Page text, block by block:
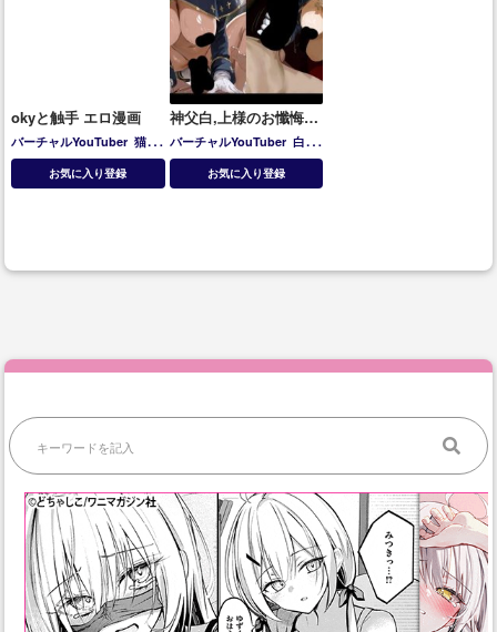
okyと触手 エロ漫画
バーチャルYouTuber 猫又
おかゆ
お気に入り登録
神父白,上様のお懺悔お
ちんぽご奉仕搾り取り
生ハメHCG集
バーチャルYouTuber 白上
フブキ
お気に入り登録